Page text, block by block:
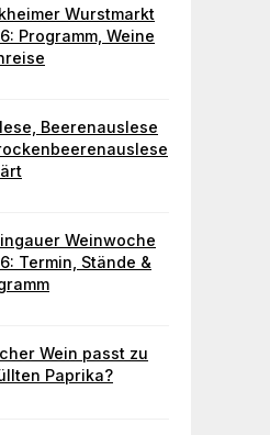
Wurstmarkt
Programm, Weine
Beerenauslese
Weinwoche
Termin, Stände &
Wein passt zu
Paprika?